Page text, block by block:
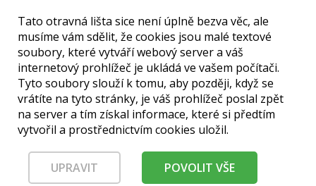
DOPORUČUJEME:
Prodej a servis kol|
, všechna práva vyhrazena.
Tato otravná lišta sice není úplně bezva věc, ale
musíme vám sdělit, že cookies jsou malé textové
soubory, které vytváří webový server a váš
internetový prohlížeč je ukládá ve vašem počítači.
Tyto soubory slouží k tomu, aby později, když se
vrátíte na tyto stránky, je váš prohlížeč poslal zpět
na server a tím získal informace, které si předtím
vytvořil a prostřednictvím cookies uložil.
UPRAVIT POVOLIT VŠE